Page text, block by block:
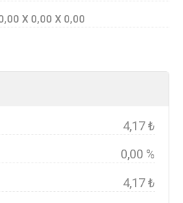
X 0,00 X 0,00
4,17 ₺
0,00 %
4,17 ₺